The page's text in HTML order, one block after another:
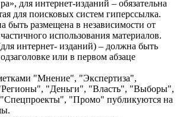
для интернет-изданий – обязательна
для поисковых систем гиперссылка.
быть размещена в независимости от
использования материалов.
интернет- изданий) – должна быть
или в первом абзаце
"Мнение", "Экспертиза",
"Деньги", "Власть", "Выборы",
"Промо" публикуются на